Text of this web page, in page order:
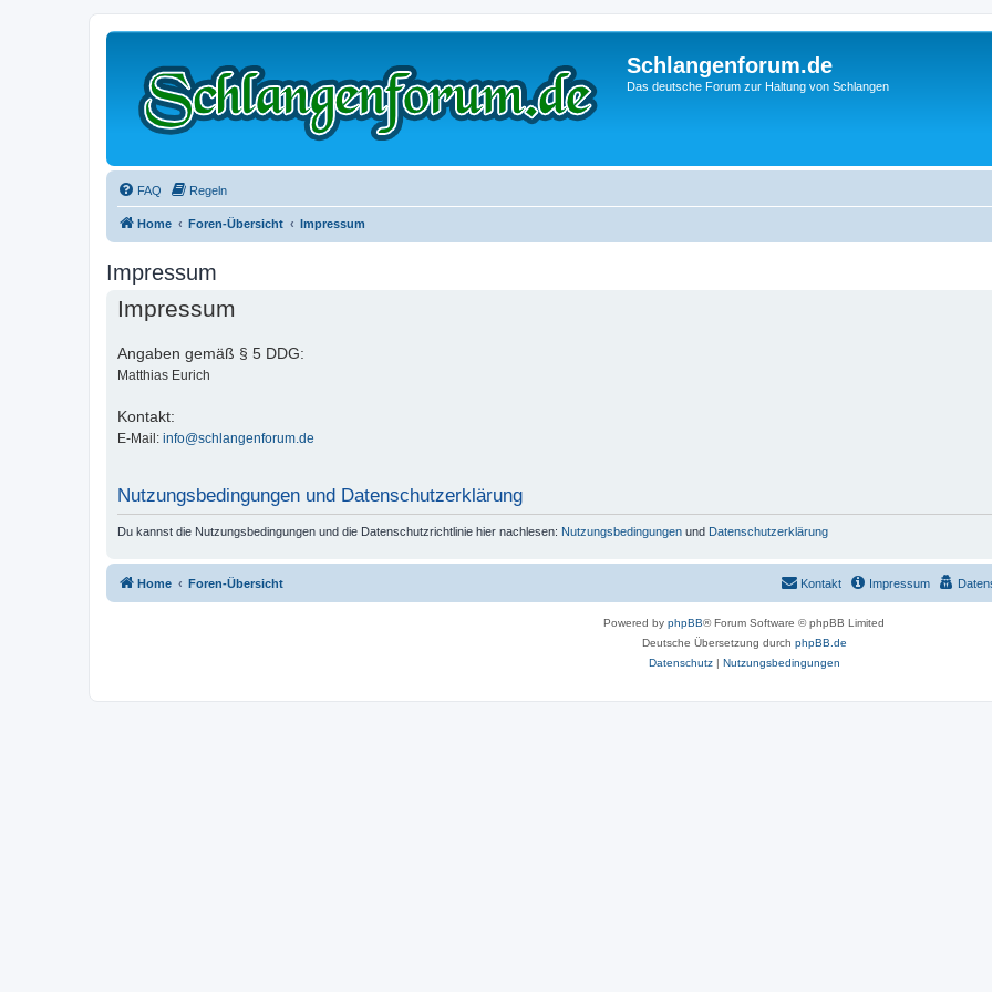
Schlangenforum.de
Das deutsche Forum zur Haltung von Schlangen
FAQ Regeln
Home Foren-Übersicht Impressum
Impressum
Impressum
Angaben gemäß § 5 DDG:
Matthias Eurich
Kontakt:
E-Mail: info@schlangenforum.de
Nutzungsbedingungen und Datenschutzerklärung
Du kannst die Nutzungsbedingungen und die Datenschutzrichtlinie hier nachlesen: Nutzungsbedingungen und Datenschutzerklärung
Home Foren-Übersicht Impressum
Kontakt
Powered by phpBB® Forum Software © phpBB Limited
Deutsche Übersetzung durch phpBB.de
Datenschutz| Nutzungsbedingungen